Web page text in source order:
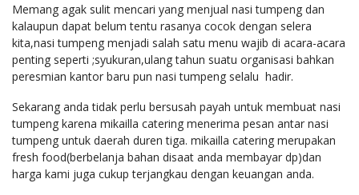
Memang agak sulit mencari yang menjual nasi tumpeng dan
kalaupun dapat belum tentu rasanya cocok dengan selera
kita,nasi tumpeng menjadi salah satu menu wajib di acara-acara
penting seperti ;syukuran,ulang tahun suatu organisasi bahkan
peresmian kantor baru pun nasi tumpeng selalu hadir.
Sekarang anda tidak perlu bersusah payah untuk membuat nasi
tumpeng karena mikailla catering menerima pesan antar nasi
tumpeng untuk daerah duren tiga. mikailla catering merupakan
fresh food(berbelanja bahan disaat anda membayar dp)dan
harga kami juga cukup terjangkau dengan keuangan anda.